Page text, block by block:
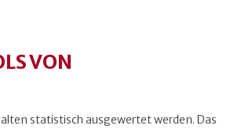
VON
statistisch ausgewertet werden. Das